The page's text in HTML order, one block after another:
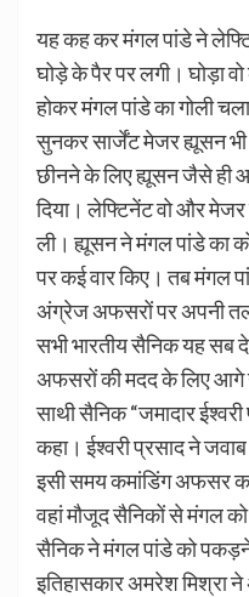
यह कह कर मंगल पांडे ने
घोड़े के पैर पर लगी। घोड़ा
होकर मंगल पांडे का गोली
सुनकर सार्जेंट मेजर ह्यूसन
छीनने के लिए ह्यूसन जैसे ही
दिया। लेफ्टिनेंट वो और मेजर
ली। ह्यूसन ने मंगल पांडे का
पर कई वार किए। तब मंगल
अंग्रेज अफसरों पर अपनी
सभी भारतीय सैनिक यह सब
अफसरों की मदद के लिए आगे
साथी सैनिक “जमादार
कहा। ईश्वरी प्रसाद ने
इसी समय कमांडिंग अफसर
वहां मौजूद सैनिकों से मंगल
सैनिक ने मंगल पांडे को
इतिहासकार अमरेश मिश्रा